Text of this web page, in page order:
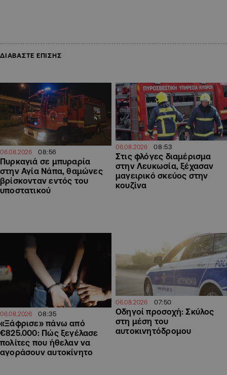
ΔΙΑΒΑΣΤΕ ΕΠΙΣΗΣ
06.08.2026 08:56
Πυρκαγιά σε μπυραρία
στην Αγία Νάπα, θαμώνες
βρίσκονταν εντός του
υποστατικού
06.08.2026 08:53
Στις φλόγες διαμέρισμα
στην Λευκωσία, ξέχασαν
μαγειρικό σκεύος στην
κουζίνα
06.08.2026 08:35
«Ξάφρισε» πάνω από
€825.000: Πώς ξεγέλασε
πολίτες που ήθελαν να
αγοράσουν αυτοκίνητο
06.08.2026 07:50
Οδηγοί προσοχή: Σκύλος
στη μέση του
αυτοκινητόδρομου